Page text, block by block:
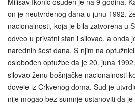
on je neutvrđenog dana u junu 1992.
nacionalnosti, koja je bila zatvorena u
odveo u privatni stan i silovao, a onda
narednih šest dana. S njim na
oslobođen optužbe da je 20. juna
silovao ženu bošnjačke nacionalnosti
dovele iz Crkvenog doma. Sud je
nije mogao bez sumnje ustanoviti da